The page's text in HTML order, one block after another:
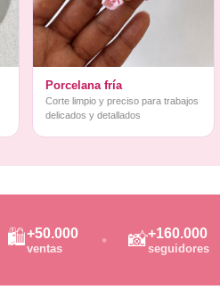
Porcelana fría
Corte limpio y preciso para trabajos
delicados y detallados
🛍️+50.000
ventas 📸+160.000
seguidores